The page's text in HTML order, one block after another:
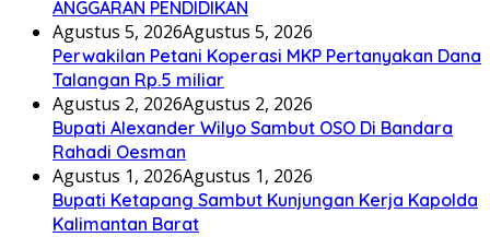
ANGGARAN PENDIDIKAN
Agustus 5, 2026Agustus 5, 2026
Perwakilan Petani Koperasi MKP Pertanyakan Dana
Talangan Rp.5 miliar
Agustus 2, 2026Agustus 2, 2026
Bupati Alexander Wilyo Sambut OSO Di Bandara
Rahadi Oesman
Agustus 1, 2026Agustus 1, 2026
Bupati Ketapang Sambut Kunjungan Kerja Kapolda
Kalimantan Barat